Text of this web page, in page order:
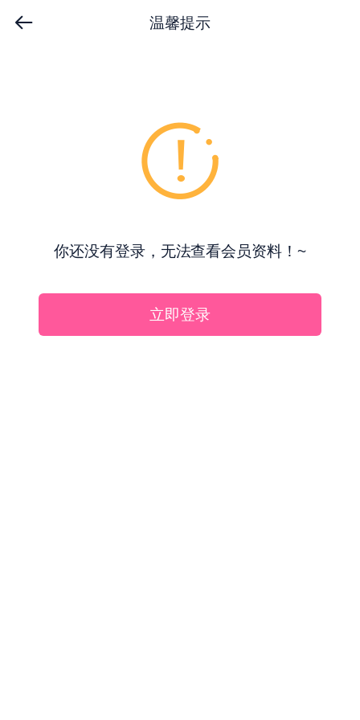
温馨提示
你还没有登录，无法查看会员资料！~
立即登录